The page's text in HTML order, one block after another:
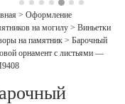
> Оформление
на могилу > Виньетки
на памятник > Барочный
орнамент с листьями —